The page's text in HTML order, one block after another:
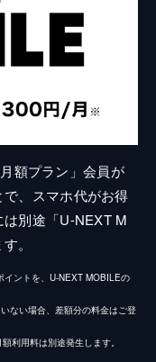
額プラン」会員が
、スマホ代がお得
別途「U-NEXT M
。
ントを、U-NEXT MOBILEの
ない場合、差額分の料金はご登
利用料は別途発生します。